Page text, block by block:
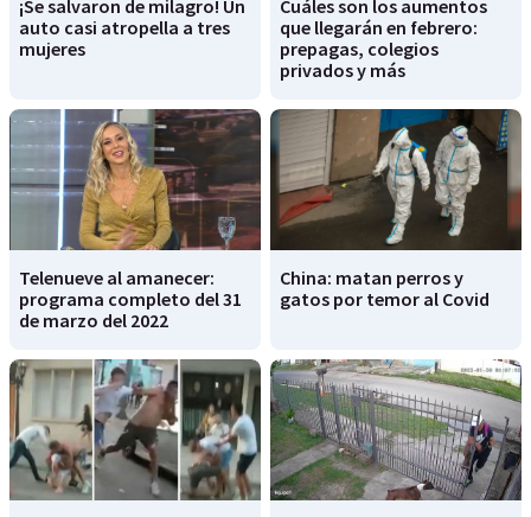
¡Se salvaron de milagro! Un
auto casi atropella a tres
mujeres
Cuáles son los aumentos
que llegarán en febrero:
prepagas, colegios
privados y más
Telenueve al amanecer:
programa completo del 31
de marzo del 2022
China: matan perros y
gatos por temor al Covid